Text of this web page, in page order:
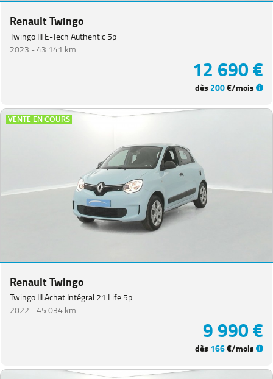
Renault Twingo
Twingo III E-Tech Authentic 5p
2023 -43 141 km
12 690 €
dès 200€/mois
VENTE EN COURS
Renault Twingo
Twingo III Achat Intégral 21 Life 5p
2022 -45 034 km
9 990 €
dès 166€/mois